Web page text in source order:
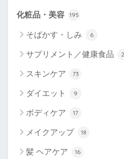
化粧品・美容 195
そばかす・しみ 6
サプリメント／健康食品
スキンケア 73
ダイエット 9
ボディケア 17
メイクアップ 18
髪 ヘアケア 16